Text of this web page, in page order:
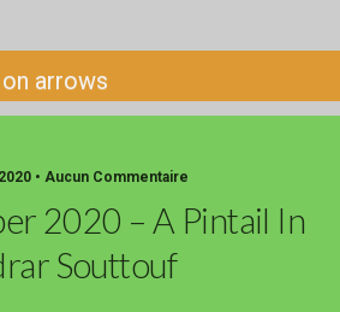
Go-South
• Aucun Commentaire
2020 – A Pintail In
Souttouf
arrows